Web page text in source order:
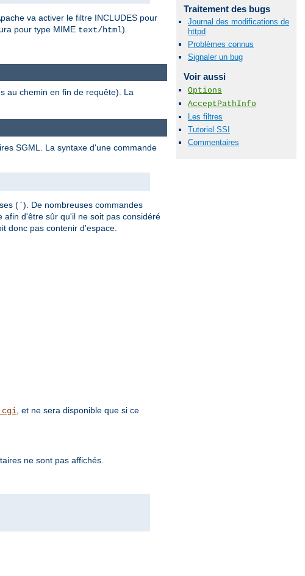
Traitement des bugs
Journal des modifications de
httpd
Problèmes connus
Signaler un bug
Voir aussi
Options
AcceptPathInfo
Les filtres
Tutoriel SSI
Commentaires
va activer le filtre INCLUDES pour
pour type MIME text/html).
au chemin en fin de requête). La
SGML. La syntaxe d'une commande
(`). De nombreuses commandes
afin d'être sûr qu'il ne soit pas considéré
donc pas contenir d'espace.
, et ne sera disponible que si ce
ne sont pas affichés.